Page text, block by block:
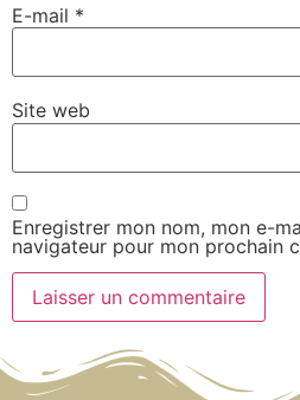
E-mail *
Site web
Enregistrer mon nom, mon e-
navigateur pour mon prochain